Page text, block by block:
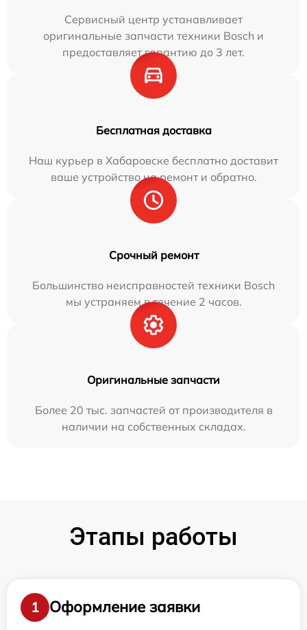
Сервисный центр устанавливает
оригинальные запчасти техники Bosch и
предоставляет гарантию до 3 лет.
Бесплатная доставка
Наш курьер в Хабаровске бесплатно доставит
ваше устройство на ремонт и обратно.
Срочный ремонт
Большинство неисправностей техники Bosch
мы устраняем в течение 2 часов.
Оригинальные запчасти
Более 20 тыс. запчастей от производителя в
наличии на собственных складах.
Этапы работы
1
Оформление заявки